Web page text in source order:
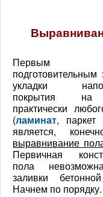
Первым
подготовительным
укладки
покрытия
практически
(ламинат, паркет
является,
выравнивание
Первичная
пола
заливки
Начнем по порядку.